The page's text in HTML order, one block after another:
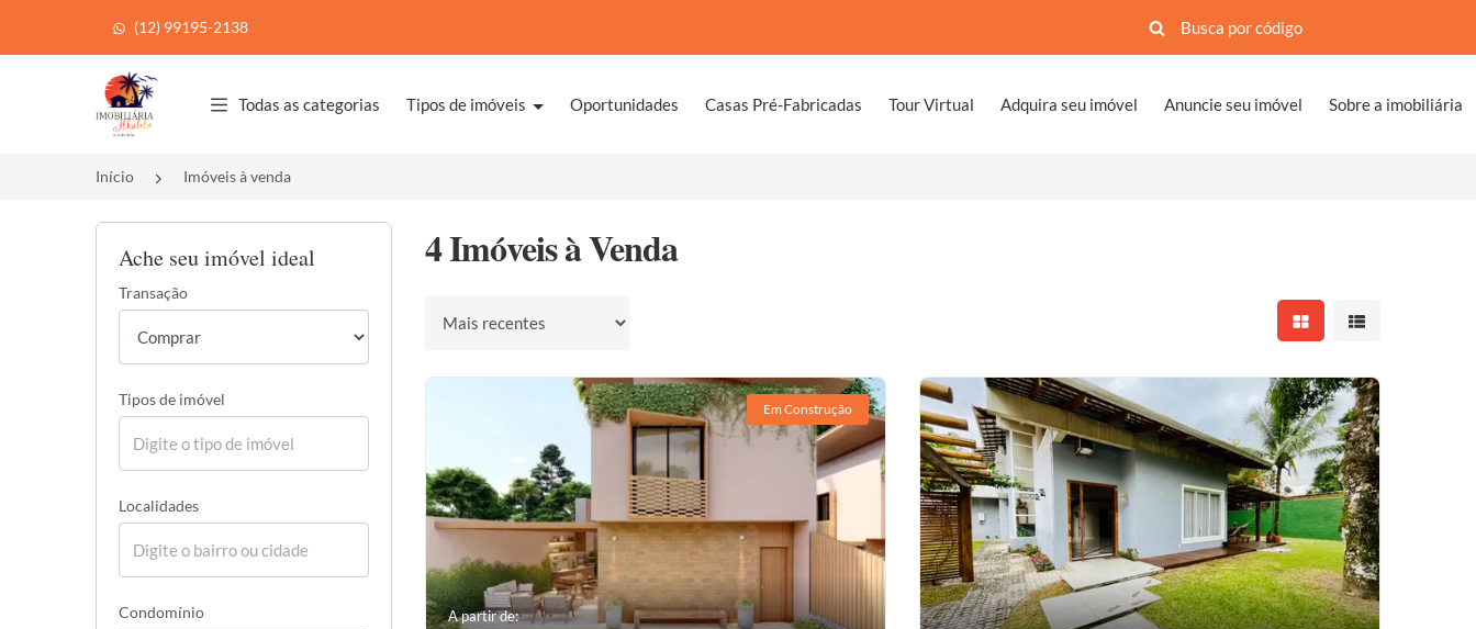
(12) 99195-2138
Página inicial
Todas as categorias Tipos de imóveis Oportunidades Casas Pré-Fabricadas Tour Virtual Adquira seu imóvel Anuncie seu imóvel Sobre a imobiliária
Início Imóveis à venda
Ache seu imóvel ideal
Transação
Tipos de imóvel
Localidades
Condomínio
4 Imóveis à Venda
Ordenar por Mostrar resultados em
Mostrar
Em Construção
A partir de: